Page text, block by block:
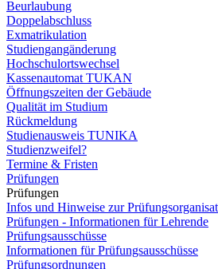
Beurlaubung
Doppelabschluss
Exmatrikulation
Studiengangänderung
Hochschulortswechsel
Kassenautomat TUKAN
Öffnungszeiten der Gebäude
Qualität im Studium
Rückmeldung
Studienausweis TUNIKA
Studienzweifel?
Termine & Fristen
Prüfungen
Prüfungen
Infos und Hinweise zur
Prüfungen - Informationen für Lehrende
Prüfungsausschüsse
Informationen für Prüfungsausschüsse
Prüfungsordnungen